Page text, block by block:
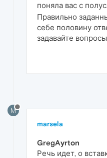
поняла вас с
Правильно
себе половину
задавайте
M
marsela
GregAyrton
Речь идет, о